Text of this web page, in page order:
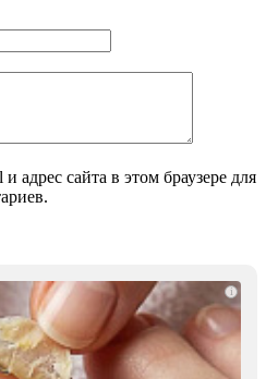
адрес сайта в этом браузере для
i